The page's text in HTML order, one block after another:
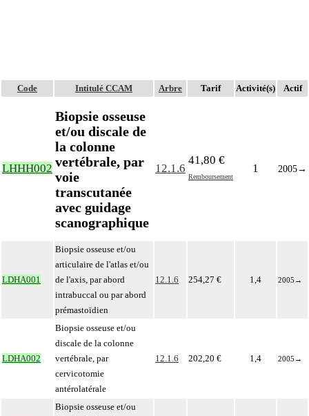
Code Intitulé CCAM Arbre Tarif Activité(s) Actif
LHHH002
Biopsie osseuse
et/ou discale de
la colonne
vertébrale, par
voie
transcutanée
avec guidage
scanographique
12.1.6
41,80 €
Remboursement
1 2005→
LDHA001
Biopsie osseuse et/ou
articulaire de l'atlas et/ou
de l'axis, par abord
intrabuccal ou par abord
prémastoïdien
12.1.6 254,27 € 1,4 2005 →
LDHA002
Biopsie osseuse et/ou
discale de la colonne
vertébrale, par
cervicotomie
antérolatérale
12.1.6 202,20 € 1,4 2005 →
Biopsie osseuse et/ou